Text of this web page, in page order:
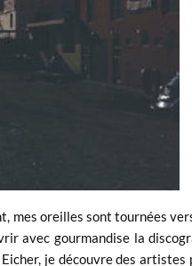
mes oreilles sont tournées
avec gourmandise la
je découvre des